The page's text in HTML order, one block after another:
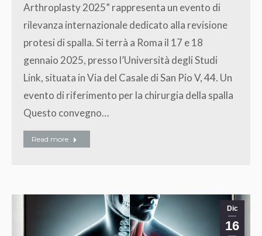
Arthroplasty 2025” rappresenta un evento di
rilevanza internazionale dedicato alla revisione
protesi di spalla. Si terrà a Roma il 17 e 18
gennaio 2025, presso l’Università degli Studi
Link, situata in Via del Casale di San Pio V, 44. Un
evento di riferimento per la chirurgia della spalla
Questo convegno…
Read more
Dic
16